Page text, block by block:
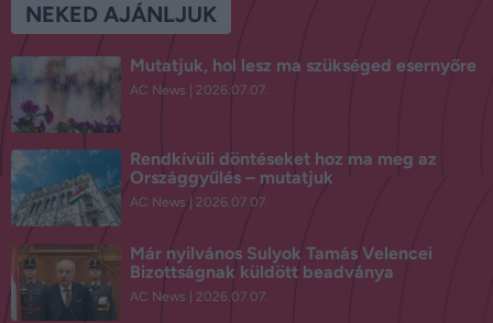
NEKED AJÁNLJUK
Mutatjuk, hol lesz ma szükséged esernyőre
AC News 2026.07.07.
Rendkívüli döntéseket hoz ma meg az
Országgyűlés – mutatjuk
AC News 2026.07.07.
Már nyilvános Sulyok Tamás Velencei
Bizottságnak küldött beadványa
AC News 2026.07.07.